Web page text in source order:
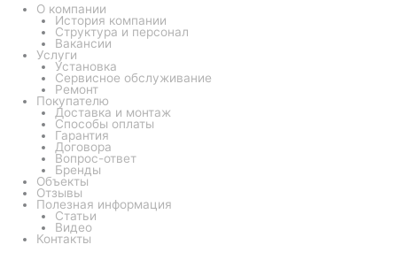
О компании
История компании
Структура и персонал
Вакансии
Услуги
Установка
Сервисное обслуживание
Ремонт
Покупателю
Доставка и монтаж
Способы оплаты
Гарантия
Договора
Вопрос-ответ
Бренды
Объекты
Отзывы
Полезная информация
Статьи
Видео
Контакты